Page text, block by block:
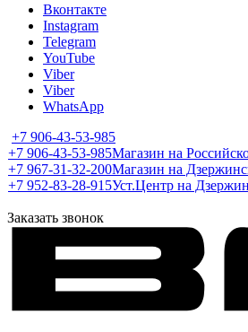
Вконтакте
Instagram
Telegram
YouTube
Viber
Viber
WhatsApp
+7 906-43-53-985
+7 906-43-53-985Магазин на
+7 967-31-32-200Магазин на
+7 952-83-28-915Уст.Центр на
Заказать звонок